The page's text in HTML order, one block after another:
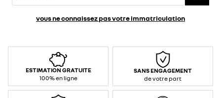
vous ne connaissez pas votre immatriculation
ESTIMATION GRATUITE
100% en ligne
SANS ENGAGEMENT
de votre part